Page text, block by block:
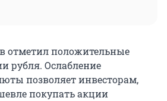
отметил положительные
рубля. Ослабление
позволяет инвесторам,
покупать акции